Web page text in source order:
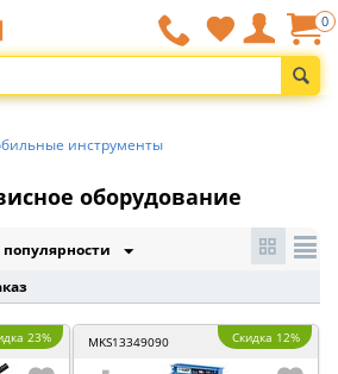
0
инструменты
оборудование
популярности
23% MKS13349090 Скидка 12%